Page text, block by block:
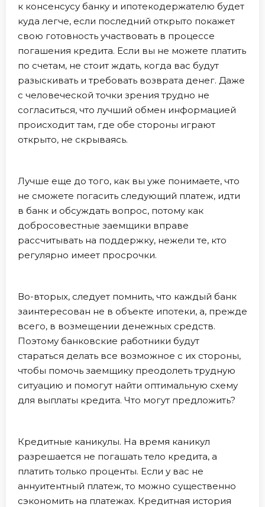
к консенсусу банку и ипотекодержателю будет
куда легче, если последний открыто покажет
свою готовность участвовать в процессе
погашения кредита. Если вы не можете платить
по счетам, не стоит ждать, когда вас будут
разыскивать и требовать возврата денег. Даже
с человеческой точки зрения трудно не
согласиться, что лучший обмен информацией
происходит там, где обе стороны играют
открыто, не скрываясь.
Лучше еще до того, как вы уже понимаете, что
не сможете погасить следующий платеж, идти
в банк и обсуждать вопрос, потому как
добросовестные заемщики вправе
рассчитывать на поддержку, нежели те, кто
регулярно имеет просрочки.
Во-вторых, следует помнить, что каждый банк
заинтересован не в объекте ипотеки, а, прежде
всего, в возмещении денежных средств.
Поэтому банковские работники будут
стараться делать все возможное с их стороны,
чтобы помочь заемщику преодолеть трудную
ситуацию и помогут найти оптимальную схему
для выплаты кредита. Что могут предложить?
Кредитные каникулы. На время каникул
разрешается не погашать тело кредита, а
платить только проценты. Если у вас не
аннуитентный платеж, то можно существенно
сэкономить на платежах. Кредитная история